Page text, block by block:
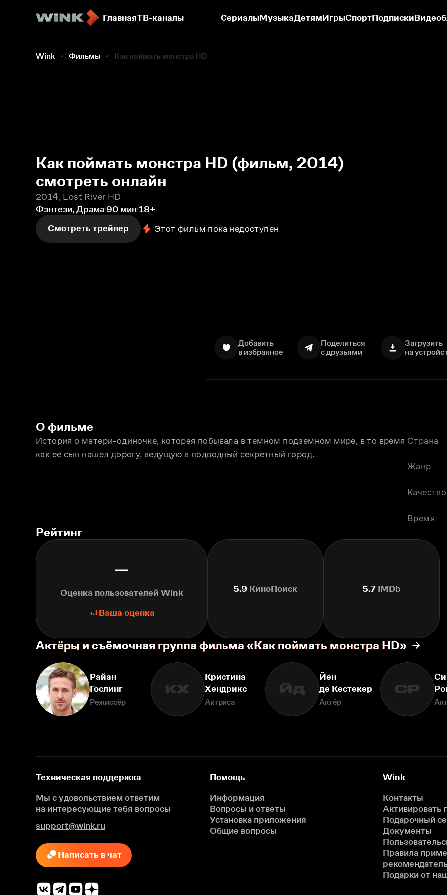
ГлавнаяТВ-каналы СериалыМузыкаДетямИгрыСпортПодписки
Wink Фильмы Как поймать монстра HD
Как поймать монстра HD (фильм, 2014)
смотреть онлайн
2014, Lost River HD
Фэнтези, Драма 90 мин 18+
Смотреть трейлер
Этот фильм пока недоступен
Добавить
в избранное
Поделиться
с друзьями
Загрузить
на
О фильме
История о матери-одиночке, которая побывала в темном подземном мире, в то время
как ее сын нашел дорогу, ведущую в подводный секретный город.
Страна
Жанр
Качество
Время
Рейтинг
—
Оценка пользователей Wink
Ваша оценка
5.9КиноПоиск 5.7IMDb
Актёры и съёмочная группа фильма «Как поймать монстра HD»
Райан
Гослинг
Режиссёр
КХ
Кристина
Хендрикс
Актриса
Йд
Йен
де Кестекер
Актёр
СР
Техническая поддержка
Мы с удовольствием ответим
на интересующие тебя вопросы
support@wink.ru
Написать в чат
Помощь
Информация
Вопросы и ответы
Установка приложения
Общие вопросы
Wink
Контакты
Активировать
Подарочный
Документы
Правила
Подарки от